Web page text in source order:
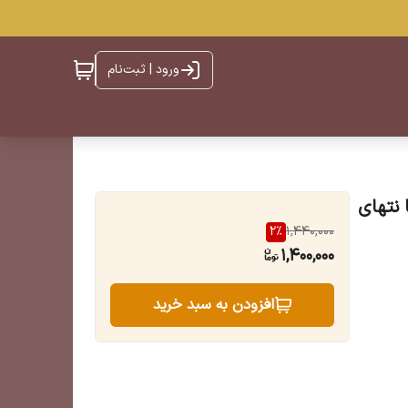
ورود | ثبت‌نام
نتهای
1,440,000
2%
1,400,000
افزودن به سبد خرید